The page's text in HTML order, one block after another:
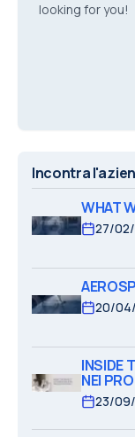
looking for you!
Incontra
WHAT
27/
20/
INSIDE
NEI
23/